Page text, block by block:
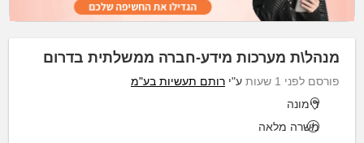
מנהל\ת מערכות מידע-חברה ממשלתית בדרום
פורסם לפני 1 שעות ע"י רותם תעשיות בע"מ
דימונה
משרה מלאה